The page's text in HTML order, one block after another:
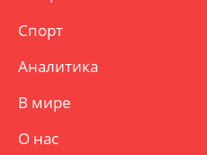
Спорт
Аналитика
В мире
О нас